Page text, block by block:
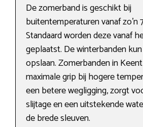
De zomerband is geschikt bij
buitentemperaturen vanaf zo’n
Standaard worden deze vanaf
geplaatst. De winterbanden
opslaan. Zomerbanden in
maximale grip bij hogere
een betere wegligging, zorgt
slijtage en een uitstekende
de brede sleuven.